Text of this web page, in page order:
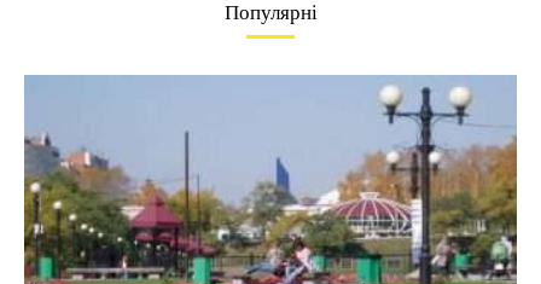
Популярні